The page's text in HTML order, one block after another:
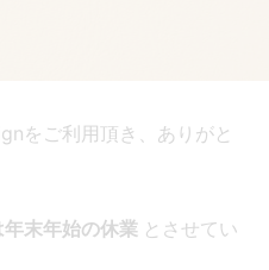
をご利用頂き、ありがと
末年始の休業 とさせてい